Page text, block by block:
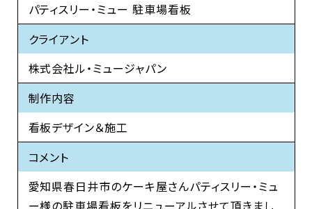
パティスリー・ミュー 駐車場看板
クライアント
株式会社ル・ミュージャパン
制作内容
看板デザイン＆施工
コメント
愛知県春日井市のケーキ屋さんパティスリー・ミュ